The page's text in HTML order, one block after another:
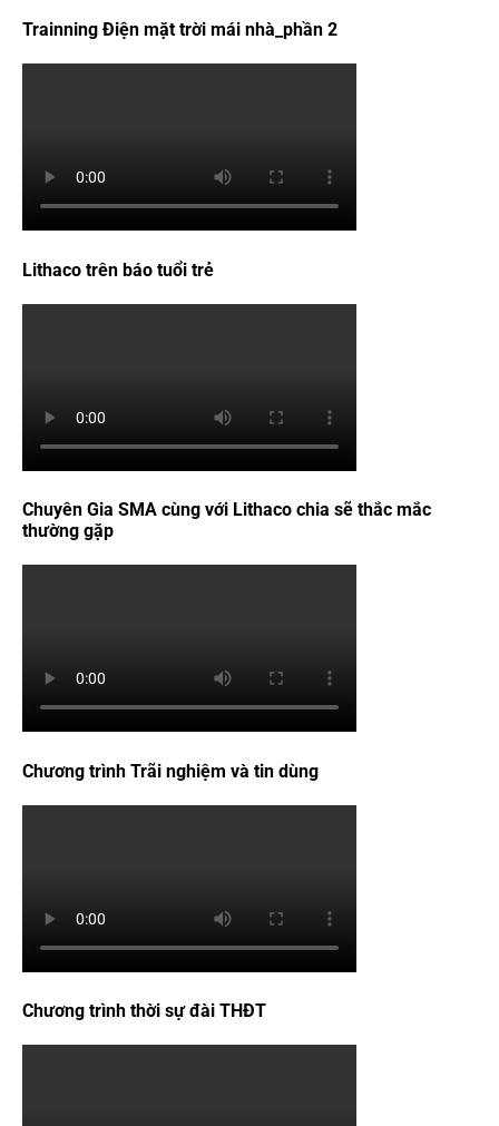
Trainning Điện mặt trời mái nhà_phần 2
Lithaco trên báo tuổi trẻ
Chuyên Gia SMA cùng với Lithaco chia sẽ thắc mắc
thường gặp
Chương trình Trãi nghiệm và tin dùng
Chương trình thời sự đài THĐT